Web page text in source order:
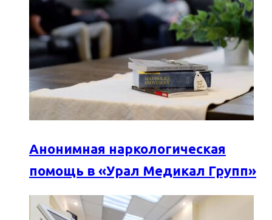
Анонимная наркологическая
помощь в «Урал Медикал Групп»